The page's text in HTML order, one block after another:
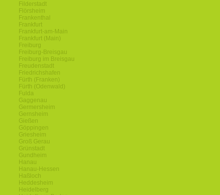
Filderstadt
Flörsheim
Frankenthal
Frankfurt
Frankfurt-am-Main
Frankfurt (Main)
Freiburg
Freiburg-Breisgau
Freiburg im Breisgau
Freudenstadt
Friedrichshafen
Fürth (Franken)
Fürth (Odenwald)
Fulda
Gaggenau
Germersheim
Gernsheim
Gießen
Göppingen
Griesheim
Groß Gerau
Grünstadt
Gundheim
Hanau
Hanau-Hessen
Haßloch
Heddesheim
Heidelberg